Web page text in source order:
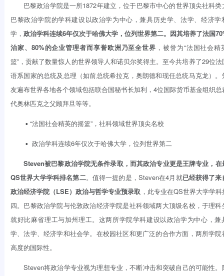
巴黎政治学院是一所1872年建立，位于巴黎市中心的世界顶尖社科类
巴黎政治学院的学科建设以政治学为中心，兼具历史学、法学、经济学
学， 政治学科连续6年仅次于哈佛大学，位列世界第二。因其培养了法国
治家、80%的企业管理者而享誉欧洲乃至全世界 ，被誉为“法国社会精
篮”，贡献了数量惊人的世界领导人和诺贝尔奖得主。至今共培养了29位法
语系国家的总统及总理（如前总统希拉克，奥朗德和现任总统马克龙）。
友遍布世界各地各个领域包括联合国秘书长加利，4位国际货币基金组织总
代奥林匹克之父顾拜旦等等。
▪ “法国社会精英的摇篮”，社科领域世界顶尖名校
▪ 政治学科连续6年仅次于哈佛大学，位列世界第二
Steven被巴黎政治学院无条件录取，而其政治专业更是王牌专业，在
QS世界大学学科排名第二。值得一提的是，Steven在4月就已经获得了来
政治经济学院（LSE）政治与哲学专业预录取 ，此专业在QS世界大学学
四。巴黎政治学院与伦敦政治经济学院是社科领域两大顶级名校，于理科
就好比麻省理工与加州理工。这两所学院学科建设以政治学为中心，兼
学、法学、经济学和社会学。在校园社区和更广泛的合作方面，两所学院
高度的国际性。
Steven将政治学专业视为理想专业，不断冲击和突破自己的可能性。